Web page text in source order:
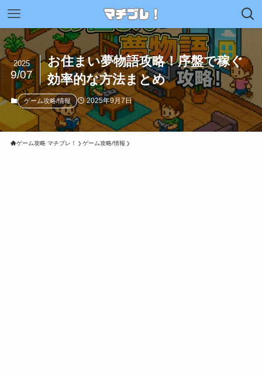
お住まい夢物語攻略！序盤で稼ぐ
効率的な方法まとめ
2025
9/07
ゲーム攻略/情報 2025年9月7日
ゲーム攻略 マチブレ！ ゲーム攻略/情報